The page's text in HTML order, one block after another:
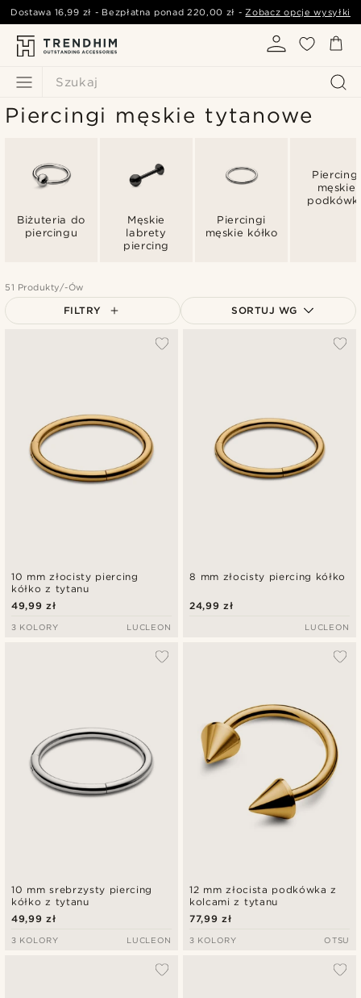
Szukaj
Dostawa 16,99 zł - Bezpłatna ponad220,00 zł -Zobacz opcje wysyłki
Piercingi męskie tytanowe
Biżuteria do
piercingu
Męskie
labrety
piercing
Piercingi
męskie kółko
Piercingi
męskie
51 Produkty/-Ów
FILTRY SORTUJ WG
10 mm złocisty piercing
kółko z tytanu
49,99 zł
3 KOLORY LUCLEON
8 mm złocisty piercing kółko
24,99 zł
LUCLEON
10 mm srebrzysty piercing
kółko z tytanu
49,99 zł
3 KOLORY LUCLEON
12 mm złocista podkówka z
kolcami z tytanu
77,99 zł
3 KOLORY OTSU